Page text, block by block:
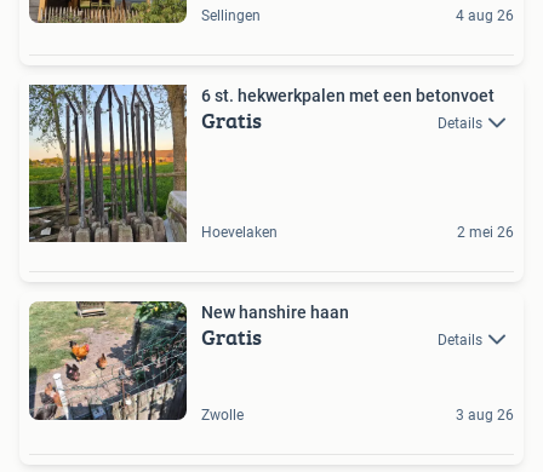
Sellingen 4 aug 26
6 st. hekwerkpalen met een betonvoet
Gratis Details
Hoevelaken 2 mei 26
New hanshire haan
Gratis Details
Zwolle 3 aug 26